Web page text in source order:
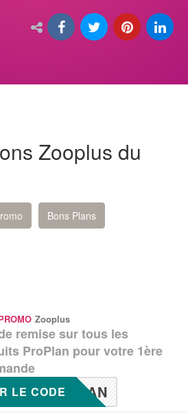
Zooplus du
Bons Plans
Zooplus
remise sur tous les
ProPlan pour votre 1ère
LAN
LE CODE